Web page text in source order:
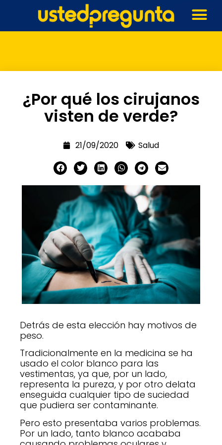
¿Por qué los cirujanos
visten de verde?
21/09/2020 Salud
Detrás de esta elección hay motivos de
peso.
Tradicionalmente en la medicina se ha
usado el color blanco para las
vestimentas, ya que, por un lado,
representa la pureza, y por otro delata
enseguida cualquier tipo de suciedad
que pudiera ser contaminante.
Pero esto presentaba varios problemas.
Por un lado, tanto blanco acababa